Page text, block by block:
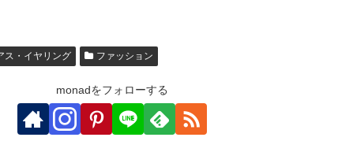
ス・イヤリング ファッション
monadをフォローする